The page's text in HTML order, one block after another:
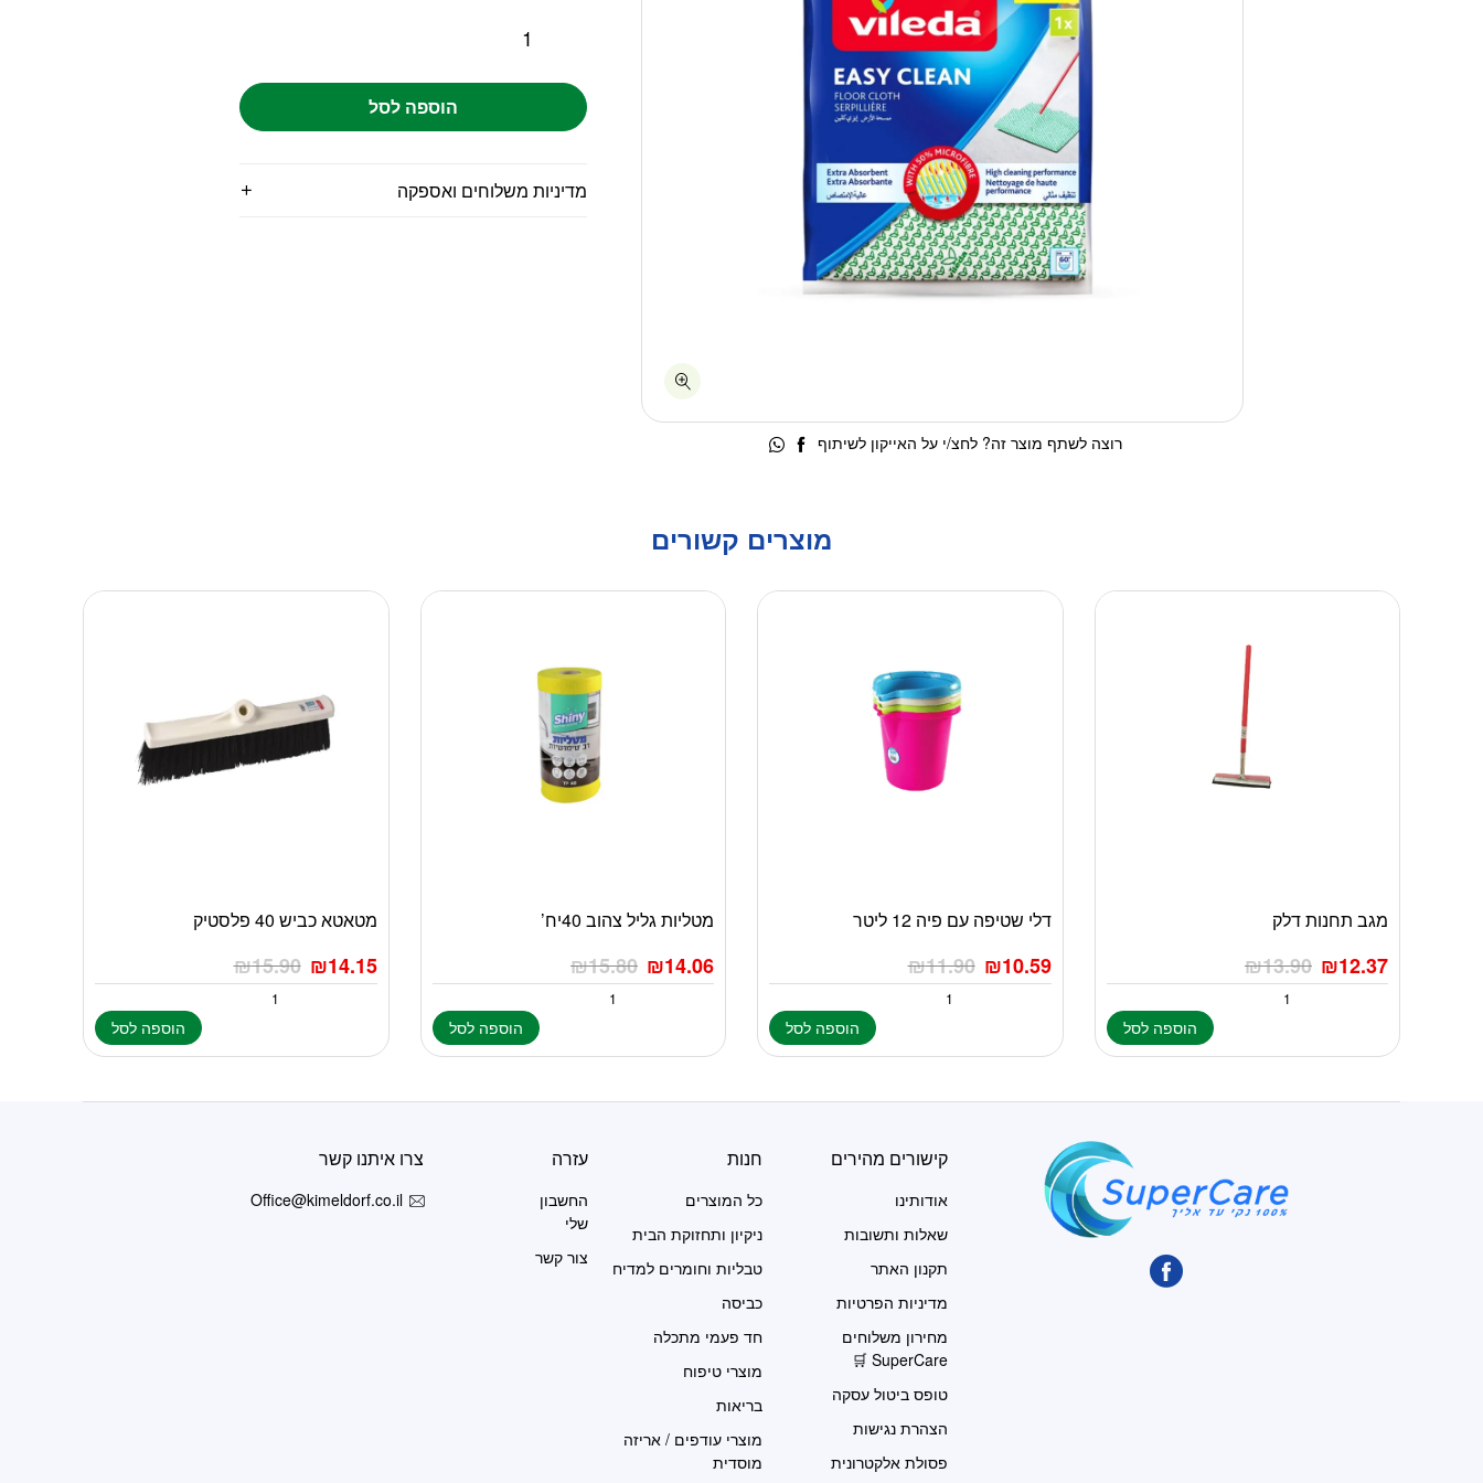
הוספה לסל
מדיניות משלוחים ואספקה
רוצה לשתף מוצר זה? לחצ/י על האייקון לשיתוף
מוצרים קשורים
מגב תחנות דלק
₪13.90 ₪12.37
הוספה לסל
דלי שטיפה עם פיה 12 ליטר
₪11.90 ₪10.59
הוספה לסל
מטליות גליל צהוב 40יח’
₪15.80 ₪14.06
הוספה לסל
מטאטא כביש 40 פלסטיק
₪15.90 ₪14.15
הוספה לסל
קישורים מהירים
אודותינו
שאלות ותשובות
תקנון האתר
מדיניות הפרטיות
מחירון משלוחים
SuperCare 🛒
טופס ביטול עסקה
הצהרת נגישות
פסולת אלקטרונית
חנות
כל המוצרים
ניקיון ותחזוקת הבית
טבליות וחומרים למדיח
כביסה
חד פעמי מתכלה
מוצרי טיפוח
בריאות
מוצרי עודפים / אריזה
מוסדית
עזרה
החשבון
שלי
צור קשר
צרו איתנו קשר
Office@kimeldorf.co.il